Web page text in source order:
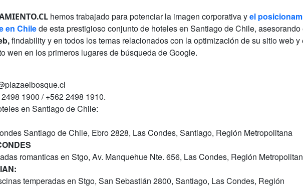
hemos trabajado para potenciar la imagen corporativa yel
en Chilede esta prestigioso conjunto de hoteles en Santiago de Chile, asesorando
findability y en todos los temas relacionados con la optimización de su sitio web y
wen en los primeros lugares de búsqueda de Google.
1900 /+562 2498 1910.
en Santiago de Chile:
Santiago de Chile, Ebro 2828, Las Condes, Santiago, Región Metropolitana
romanticas en Stgo, Av. Manquehue Nte. 656, Las Condes, Región
temperadas en Stgo, San Sebastián 2800, Santiago, Las Condes, Región